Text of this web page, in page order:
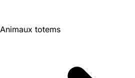
Animaux totems